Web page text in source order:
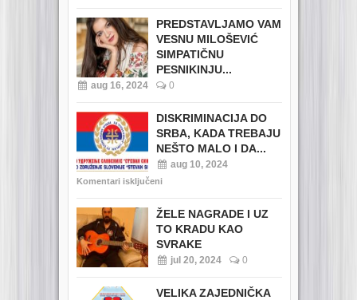
PREDSTAVLJAMO VAM
VESNU MILOŠEVIĆ
SIMPATIČNU
PESNIKINJU...
aug 16, 2024 0
DISKRIMINACIJA DO
SRBA, KADA TREBAJU
NEŠTO MALO I DA...
aug 10, 2024
Komentari isključeni
ŽELE NAGRADE I UZ
TO KRADU KAO
SVRAKE
jul 20, 2024 0
VELIKA ZAJEDNIČKA